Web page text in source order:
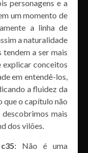
personagens e a
um momento de
a linha de
a naturalidade
tendem a ser mais
explicar conceitos
em entendê-los,
a fluidez da
que o capítulo não
mais
dos vilões.
: Não é uma